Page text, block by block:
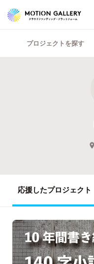
プロジェクトを探す
応援したプロジェクト